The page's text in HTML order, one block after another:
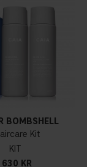
BOMBSHELL
Kit
KIT
630 KR